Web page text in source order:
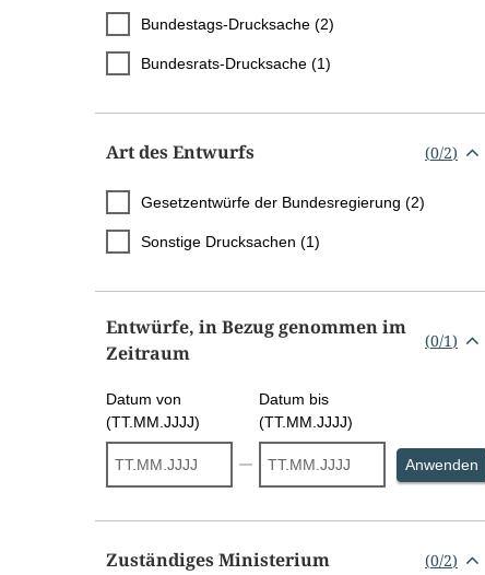
Bundestags-Drucksache (2)
Bundesrats-Drucksache (1)
Art des Entwurfs (0/2)
Gesetzentwürfe der Bundesregierung (2)
Sonstige Drucksachen (1)
Entwürfe, in Bezug genommen im
Zeitraum
(0/1)
Datum von
(TT.MM.JJJJ)
Datum bis
(TT.MM.JJJJ)
Anwenden
Zuständiges Ministerium (0/2)